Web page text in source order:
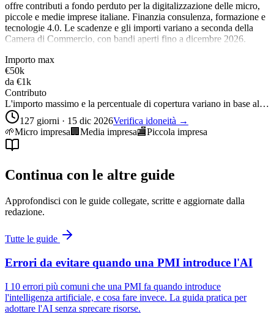
offre contributi a fondo perduto per la digitalizzazione delle micro,
piccole e medie imprese italiane. Finanzia consulenza, formazione e
tecnologie 4.0. Le scadenze e gli importi variano a seconda della
Camera di Commercio, con bandi aperti fino a dicembre 2026.
Importo max
€50k
da €1k
Contributo
L'importo massimo e la percentuale di copertura variano in base al…
127 giorni · 15 dic 2026Verifica idoneità →
🌱Micro impresa🏢 Media impresa🏬Piccola impresa
Continua con le altre guide
Approfondisci con le guide collegate, scritte e aggiornate dalla
redazione.
Tutte le guide
Errori da evitare quando una PMI introduce l'AI
I 10 errori più comuni che una PMI fa quando introduce
l'intelligenza artificiale, e cosa fare invece. La guida pratica per
adottare l'AI senza sprecare risorse.